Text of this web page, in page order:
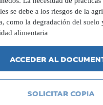
se debe a los riesgos de la
como la degradación del suelo
alimentaria
ACCEDER AL
SOLICITAR COPIA